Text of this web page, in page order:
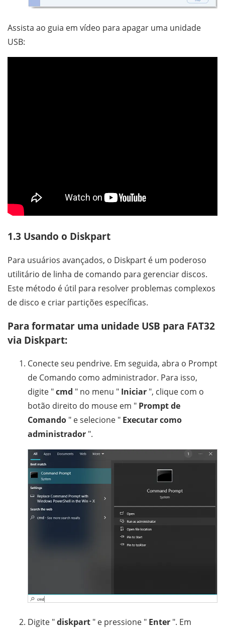
Assista ao guia em vídeo para apagar uma unidade
USB:
1.3 Usando o Diskpart
Para usuários avançados, o Diskpart é um poderoso
utilitário de linha de comando para gerenciar discos.
Este método é útil para resolver problemas complexos
de disco e criar partições específicas.
Para formatar uma unidade USB para FAT32
via Diskpart:
Conecte seu pendrive. Em seguida, abra o Prompt
de Comando como administrador. Para isso,
digite "cmd " no menu " Iniciar ", clique com o
botão direito do mouse em " Prompt de
Comando " e selecione " Executar como
administrador ".
Digite "diskpart " e pressione " Enter ". Em